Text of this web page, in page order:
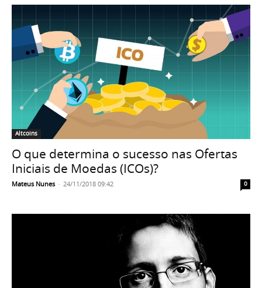
Altcoins
O que determina o sucesso nas Ofertas
Iniciais de Moedas (ICOs)?
Mateus Nunes - 24/11/2018 09:42 0